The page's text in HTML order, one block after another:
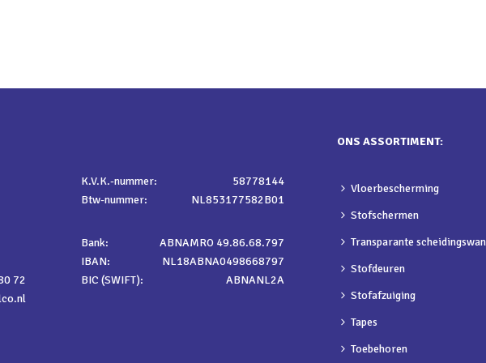
72
K.V.K.-nummer:
58778144
Btw-nummer:
NL853177582B01
Bank:
ABNAMRO 49.86.68.797
IBAN:
NL18ABNA0498668797
BIC (SWIFT):
ABNANL2A
ONS ASSORTIMENT:
Vloerbescherming
Stofschermen
Transparante
Stofdeuren
Stofafzuiging
Tapes
Toebehoren